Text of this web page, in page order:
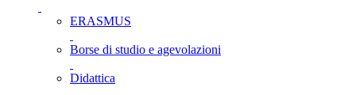
ERASMUS
Borse di studio e agevolazioni
Didattica